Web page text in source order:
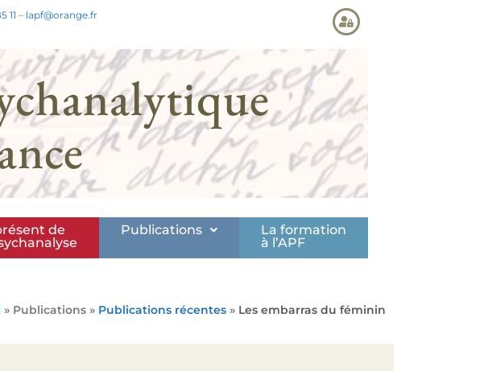
11 – lapf@orange.fr
de
Publications
La formation
à l’APF
» Publications » Publications récentes » Les embarras du féminin